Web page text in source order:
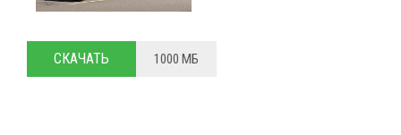
СКАЧАТЬ 1000 МБ